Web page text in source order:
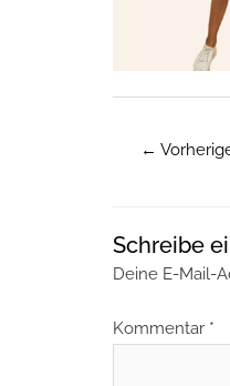
←
Schreibe
Deine E-Mail-
Kommentar *